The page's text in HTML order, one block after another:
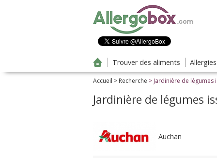
Trouver des aliments
Accueil > Recherche > Jardinière de
Jardinière de légumes
Auchan